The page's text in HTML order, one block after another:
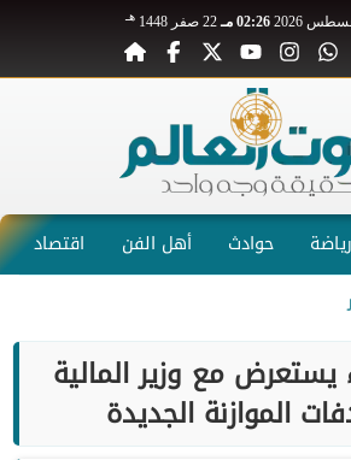
02:26 مـ 22 صفر 1448 هـ
رياضة حوادث أهل الفن اقتصاد
يستعرض مع وزير المالية
الموازنة الجديدة